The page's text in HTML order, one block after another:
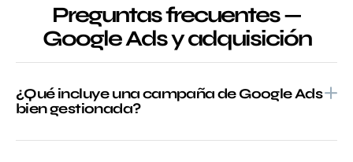
Preguntas frecuentes —
Google Ads y adquisición
¿Qué incluye una campaña de Google Ads
bien gestionada?